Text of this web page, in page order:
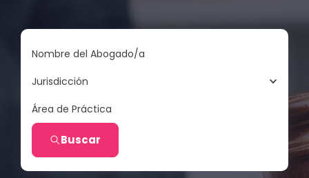
Nombre del Abogado/a
Jurisdicción
Área de Práctica
Buscar